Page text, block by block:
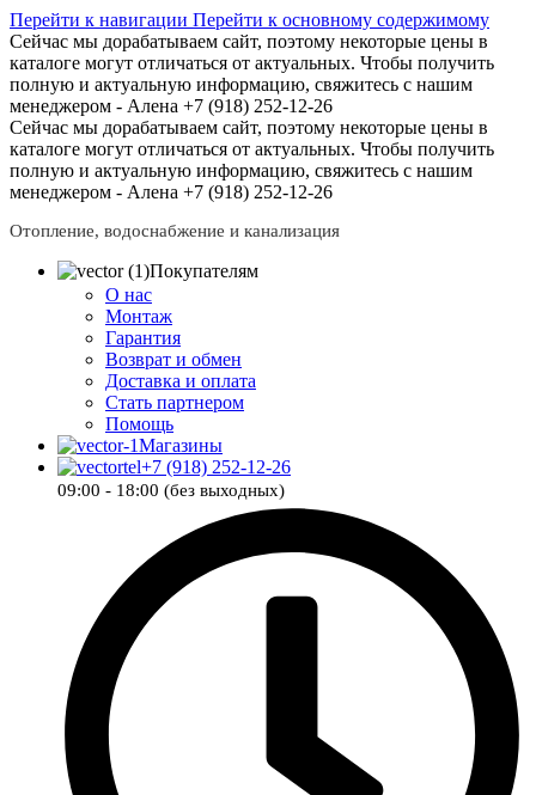
Перейти к навигации Перейти к основному содержимому
Сейчас мы дорабатываем сайт, поэтому некоторые цены в
каталоге могут отличаться от актуальных. Чтобы получить
полную и актуальную информацию, свяжитесь с нашим
менеджером - Алена +7 (918) 252-12-26
Сейчас мы дорабатываем сайт, поэтому некоторые цены в
каталоге могут отличаться от актуальных. Чтобы получить
полную и актуальную информацию, свяжитесь с нашим
менеджером - Алена +7 (918) 252-12-26
Отопление, водоснабжение и канализация
Покупателям
О нас
Монтаж
Гарантия
Возврат и обмен
Доставка и оплата
Стать партнером
Помощь
Магазины
+7 (918) 252-12-26
09:00 - 18:00 (без выходных)